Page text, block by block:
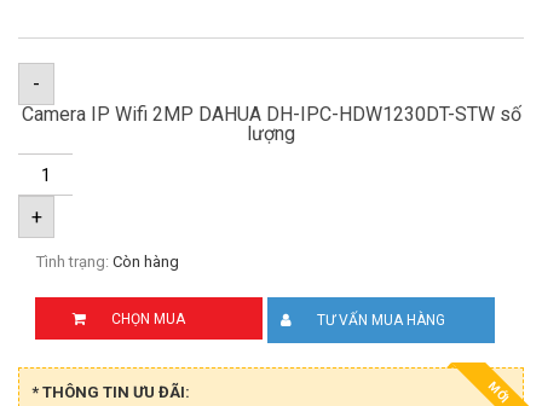
-
Camera IP Wifi 2MP DAHUA DH-IPC-HDW1230DT-STW số
lượng
+
Tình trạng: Còn hàng
CHỌN MUA TƯ VẤN MUA HÀNG
MỚI
* THÔNG TIN ƯU ĐÃI: